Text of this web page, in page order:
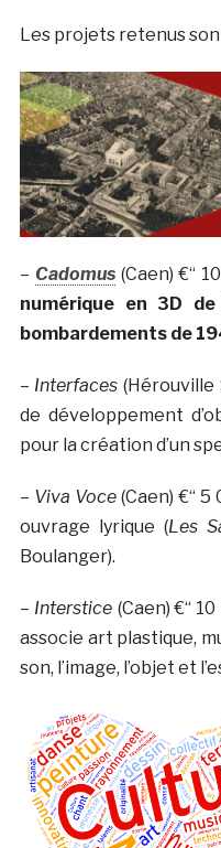
Les projets retenus
– Cadomus(Caen) €“
numérique en 3D
bombardements de
– Interfaces (Hérouville
de développement
pour la création d’un
– Viva Voce (Caen) €“ 5
ouvrage lyrique (Les
Boulanger).
– Interstice (Caen) €“
associe art plastique,
son, l’image, l’objet et